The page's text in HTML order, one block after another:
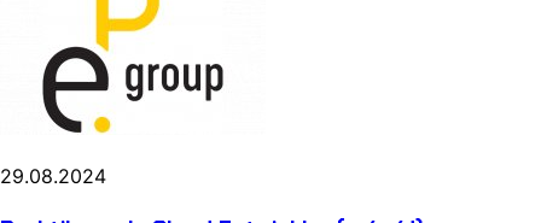
29.08.2024